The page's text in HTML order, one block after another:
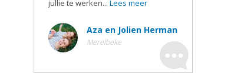
jullie te werken... Lees meer
Aza en Jolien Herman
Merelbeke